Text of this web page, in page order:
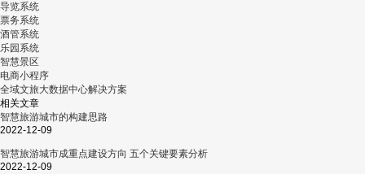
导览系统
票务系统
酒管系统
乐园系统
智慧景区
电商小程序
全域文旅大数据中心解决方案
相关文章
智慧旅游城市的构建思路
2022-12-09
智慧旅游城市成重点建设方向 五个关键要素分析
2022-12-09